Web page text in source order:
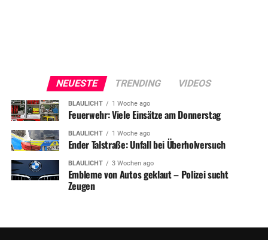
NEUESTE TRENDING VIDEOS
BLAULICHT 1 Woche ago
Feuerwehr: Viele Einsätze am Donnerstag
BLAULICHT 1 Woche ago
Ender Talstraße: Unfall bei Überholversuch
BLAULICHT 3 Wochen ago
Embleme von Autos geklaut – Polizei sucht
Zeugen